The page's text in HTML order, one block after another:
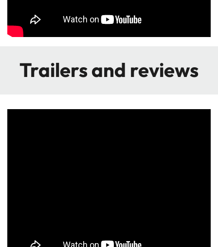
Trailers and reviews